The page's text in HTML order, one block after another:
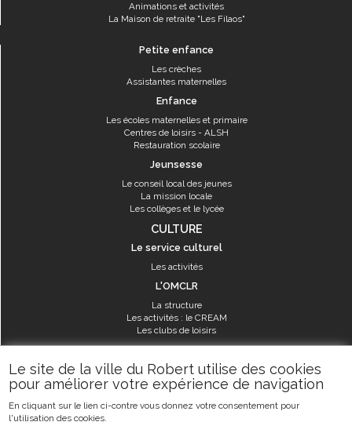
Le site de la ville du Robert utilise des cookies
pour améliorer votre expérience de navigation
En cliquant sur le lien ci-contre vous donnez votre consentement pour
l'utilisation des cookies.
Animations et activités
La Maison de retraite "Les Filaos"
Petite enfance
Les crèches
Assistantes maternelles
Enfance
Les écoles maternelles et primaire
Centres de loisirs - ALSH
Restauration scolaire
Jeunsesse
Le conseil local des jeunes
La mission locale
Les collèges et le lycée
CULTURE
Le service culturel
Les activités
L'OMCLR
La structure
Les activités : le CREAM
Les clubs de loisirs
SPORT
Les équipements sportifs
Les aménagements municipaux
Les activités